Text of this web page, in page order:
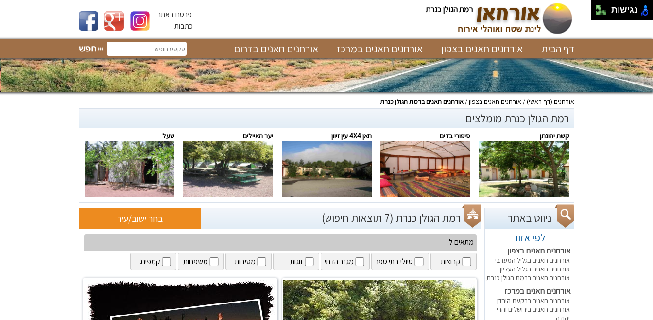
רמת הגולן כנרת
פרסם באתר
כתבות
דף הבית אורחנים חאנים בצפון אורחנים חאנים במרכז אורחנים חאנים בדרום
אורחנים (דף ראשי) אורחנים חאנים בצפון אורחנים חאנים ברמת הגולן כנרת
רמת הגולן כנרת מומלצים
קשת יהונתן סיפורי בדים חאן 4X4 עין זיוון יער האיילים שעל
ניווט באתר
לפי אזור
אורחנים חאנים בצפון
אורחנים חאנים בגליל המערבי
אורחנים חאנים בגליל העליון
אורחנים חאנים ברמת הגולן כנרת
אורחנים חאנים במרכז
אורחנים חאנים בבקעת הירדן
אורחנים חאנים בירושלים והרי
יהודה
רמת הגולן כנרת (7 תוצאות חיפוש) בחר ישוב/עיר
מתאים ל
קבוצות
טיולי בתי ספר מגזר הדתי זוגות מסיבות משפחות קמפינג
נגישות